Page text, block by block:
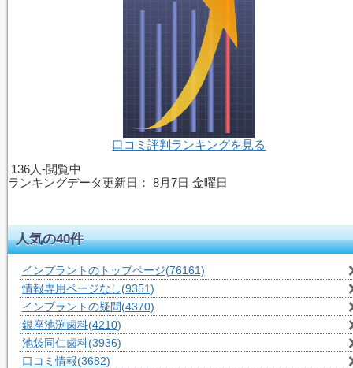
口コミ評判ランキングを見る
136人-閲覧中
ランキングデータ更新日： 8月7日 金曜日
人気の40件
インプラントのトップページ(76161)
情報専用ページなし(9351)
インプラントの疑問(4370)
銀座池渕歯科(4210)
池袋同仁歯科(3936)
口コミ情報(3682)